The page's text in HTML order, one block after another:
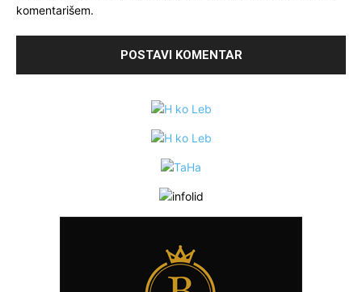
komentarišem.